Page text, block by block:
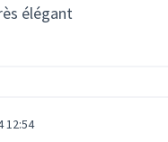
élégant
12:54